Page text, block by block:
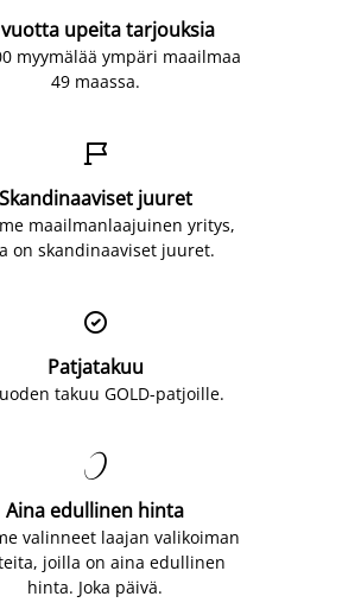
upeita tarjouksia
myymälää ympäri maailmaa
49 maassa.

Skandinaaviset juuret
maailmanlaajuinen yritys,
on skandinaaviset juuret.

Patjatakuu
takuu GOLD-patjoille.

Aina edullinen hinta
valinneet laajan valikoiman
joilla on aina edullinen
hinta. Joka päivä.